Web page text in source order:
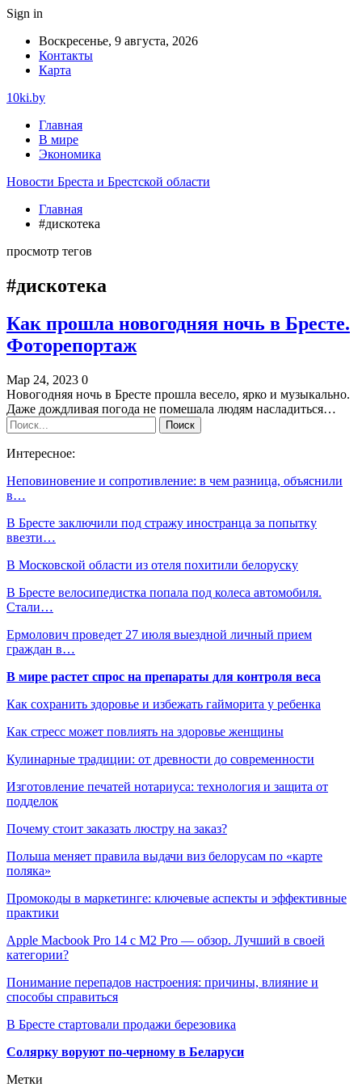
Sign in
Воскресенье, 9 августа, 2026
Контакты
Карта
10ki.by
Главная
В мире
Экономика
Новости Бреста и Брестской области
Главная
#дискотека
просмотр тегов
#дискотека
Как прошла новогодняя ночь в Бресте.
Фоторепортаж
Мар 24, 2023 0
Новогодняя ночь в Бресте прошла весело, ярко и музыкально.
Даже дождливая погода не помешала людям насладиться…
Интересное:
Неповиновение и сопротивление: в чем разница, объяснили
в…
В Бресте заключили под стражу иностранца за попытку
ввезти…
В Московской области из отеля похитили белоруску
В Бресте велосипедистка попала под колеса автомобиля.
Стали…
Ермолович проведет 27 июля выездной личный прием
граждан в…
В мире растет спрос на препараты для контроля веса
Как сохранить здоровье и избежать гайморита у ребенка
Как стресс может повлиять на здоровье женщины
Кулинарные традиции: от древности до современности
Изготовление печатей нотариуса: технология и защита от
подделок
Почему стоит заказать люстру на заказ?
Польша меняет правила выдачи виз белорусам по «карте
поляка»
Промокоды в маркетинге: ключевые аспекты и эффективные
практики
Apple Macbook Pro 14 с M2 Pro — обзор. Лучший в своей
категории?
Понимание перепадов настроения: причины, влияние и
способы справиться
В Бресте стартовали продажи березовика
Солярку воруют по-черному в Беларуси
Метки